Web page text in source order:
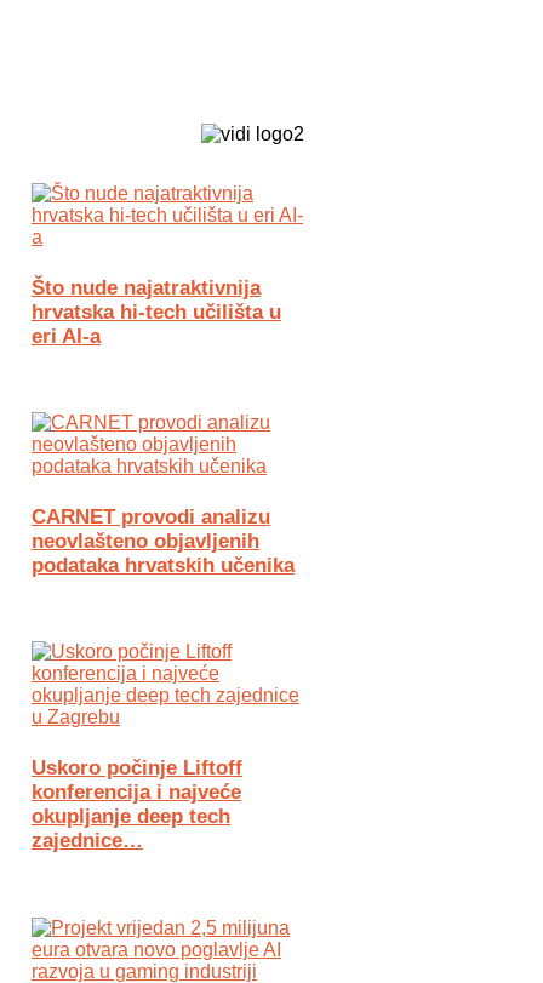
Što nude najatraktivnija
hrvatska hi-tech učilišta u
eri AI-a
CARNET provodi analizu
neovlašteno objavljenih
podataka hrvatskih učenika
Uskoro počinje Liftoff
konferencija i najveće
okupljanje deep tech
zajednice…